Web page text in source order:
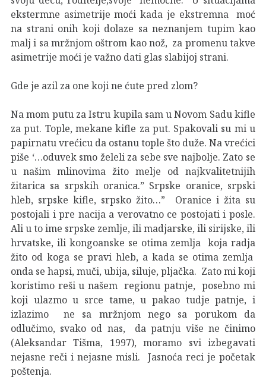
ekstermne asimetrije moći kada je ekstremna moć
na strani onih koji dolaze sa neznanjem tupim kao
malj i sa mržnjom oštrom kao nož, za promenu takve
asimetrije moći je važno dati glas slabijoj strani.
Gde je azil za one koji ne ćute pred zlom?
Na mom putu za Istru kupila sam u Novom Sadu kifle
za put. Tople, mekane kifle za put. Spakovali su mi u
papirnatu vrećicu da ostanu tople što duže. Na vrećici
piše ‘…oduvek smo želeli za sebe sve najbolje. Zato se
u našim mlinovima žito melje od najkvalitetnijih
žitarica sa srpskih oranica.” Srpske oranice, srpski
hleb, srpske kifle, srpsko žito…” Oranice i žita su
postojali i pre nacija a verovatno ce postojati i posle.
Ali u to ime srpske zemlje, ili madjarske, ili sirijske, ili
hrvatske, ili kongoanske se otima zemlja koja radja
žito od koga se pravi hleb, a kada se otima zemlja
onda se hapsi, muči, ubija, siluje, pljačka. Zato mi koji
koristimo reši u našem regionu patnje, posebno mi
koji ulazmo u srce tame, u pakao tudje patnje, i
izlazimo ne sa mržnjom nego sa porukom da
odlučimo, svako od nas, da patnju više ne činimo
(Aleksandar Tišma, 1997), moramo svi izbegavati
nejasne reči i nejasne misli. Jasnoća reci je početak
poštenja.